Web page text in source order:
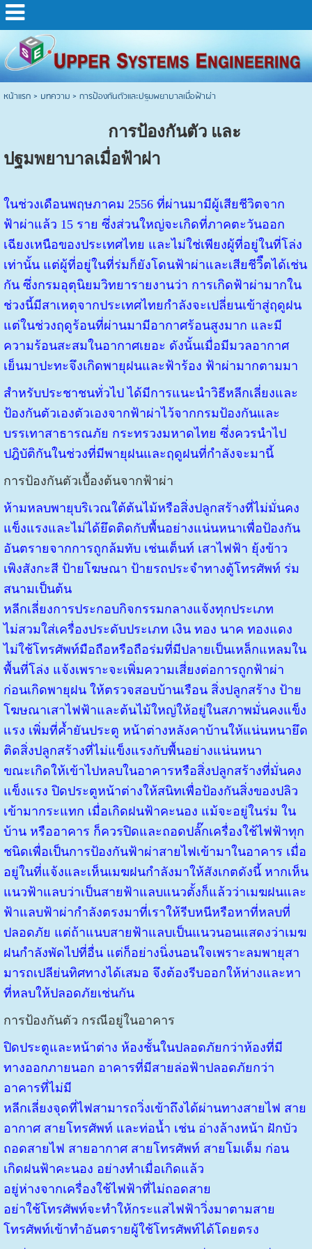
หน้าแรก> บทความ> การป้องกันตัวและปฐมพยาบาลเมื่อฟ้าผ่า
การป้องกันตัว และ
ปฐมพยาบาลเมื่อฟ้าผ่า
ในช่วงเดือนพฤษภาคม 2556 ที่ผ่านมามีผู้เสียชีวิตจาก
ฟ้าผ่าแล้ว 15 ราย ซึ่งส่วนใหญ่จะเกิดที่ภาคตะวันออก
เฉียงเหนือของประเทศไทย และไม่ใช่เพียงผู้ที่อยู่ในที่โล่ง
เท่านั้น แต่ผู้ที่อยู่ในที่ร่มก็ยังโดนฟ้าผ่าและเสียชีวิืตได้เช่น
กัน ซึ่งกรมอุตุนิยมวิทยารายงานว่า การเกิดฟ้าผ่ามากใน
ช่วงนี้มีสาเหตุจากประเทศไทยกำลังจะเปลี่ยนเข้าสู่ฤดูฝน
แต่ในช่วงฤดูร้อนที่ผ่านมามีอากาศร้อนสูงมาก และมี
ความร้อนสะสมในอากาศเยอะ ดังนั้นเมื่อมีมวลอากาศ
เย็นมาปะทะจึงเกิดพายุฝนและฟ้าร้อง ฟ้าผ่ามากตามมา
สำหรับประชาชนทั่วไป ได้มีการแนะนำวิธีหลีกเลี่ยงและ
ป้องกันตัวเองตัวเองจากฟ้าผ่าไว้จากกรมป้องกันและ
บรรเทาสาธารณภัย กระทรวงมหาดไทย ซึ่งควรนำไป
ปฎิบัติกันในช่วงที่มีพายุฝนและฤดูฝนที่กำลังจะมานี้
การป้องกันตัวเบื้องต้นจากฟ้าผ่า
ห้ามหลบพายุบริเวณใต้ต้นไม้หรือสิ่งปลูกสร้างที่ไม่มั่นคง
แข็งแรงและไม่ได้ยึดติดกับพื้นอย่างแน่นหนาเพื่อป้องกัน
อันตรายจากการถูกล้มทับ เช่นเต็นท์ เสาไฟฟ้า ยุ้งข้าว
เพิงสังกะสี ป้ายโฆษณา ป้ายรถประจำทางตู้โทรศัพท์ ร่ม
สนามเป็นต้น
หลีกเลี่ยงการประกอบกิจกรรมกลางแจ้งทุกประเภท
ไม่สวมใส่เครื่องประดับประเภท เงิน ทอง นาค ทองแดง
ไม่ใช้โทรศัพท์มือถือหรือถือร่มที่มีปลายเป็นเหล็กแหลมใน
พื้นที่โล่ง แจ้งเพราะจะเพิ่มความเสี่ยงต่อการถูกฟ้าผ่า
ก่อนเกิดพายุฝน ให้ตรวจสอบบ้านเรือน สิ่งปลูกสร้าง ป้าย
โฆษณาเสาไฟฟ้าและต้นไม้ใหญ่ให้อยู่ในสภาพมั่นคงแข็ง
แรง เพิ่มที่ค้ำยันประตู หน้าต่างหลังคาบ้านให้แน่นหนายึด
ติดสิ่งปลูกสร้างที่ไม่แข็งแรงกับพื้นอย่างแน่นหนา
ขณะเกิดให้เข้าไปหลบในอาคารหรือสิ่งปลูกสร้างที่มั่นคง
แข็งแรง ปิดประตูหน้าต่างให้สนิทเพื่อป้องกันสิ่งของปลิว
เข้ามากระแทก เมื่อเกิดฝนฟ้าคะนอง แม้จะอยู่ในร่ม ใน
บ้าน หรืออาคาร ก็ควรปิดและถอดปลั๊กเครื่องใช้ไฟฟ้าทุก
ชนิดเพื่อเป็นการป้องกันฟ้าผ่าสายไฟเข้ามาในอาคาร เมื่อ
อยู่ในที่แจ้งและเห็นเมฆฝนกำลังมาให้สังเกตดังนี้ หากเห็น
แนวฟ้าแลบว่าเป็นสายฟ้าแลบแนวตั้งก็แล้วว่าเมฆฝนและ
ฟ้าแลบฟ้าผ่ากำลังตรงมาที่เราให้รีบหนีหรือหาที่หลบที่
ปลอดภัย แต่ถ้าแนบสายฟ้าแลบเป็นแนวนอนแสดงว่าเมฆ
ฝนกำลังพัดไปที่อื่น แต่ก็อย่างนิ่งนอนใจเพราะลมพายุสา
มารถเปลีย่นทิศทางได้เสมอ จึงต้องรีบออกให้ห่างและหา
ที่หลบให้ปลอดภัยเช่นกัน
การป้องกันตัว กรณีอยู่ในอาคาร
ปิดประตูและหน้าต่าง ห้องชั้นในปลอดภัยกว่าห้องที่มี
ทางออกภายนอก อาคารที่มีสายล่อฟ้าปลอดภัยกว่า
อาคารที่ไม่มี
หลีกเลี่ยงจุดที่ไฟสามารถวิ่งเข้าถึงได้ผ่านทางสายไฟ สาย
อากาศ สายโทรศัพท์ และท่อน้ำ เช่น อ่างล้างหน้า ฝักบัว
ถอดสายไฟ สายอากาศ สายโทรศัพท์ สายโมเด็ม ก่อน
เกิดฝนฟ้าคะนอง อย่างทำเมื่อเกิดแล้ว
อยู่ห่างจากเครื่องใช้ไฟฟ้าที่ไม่ถอดสาย
อย่าใช้โทรศัพท์จะทำให้กระแสไฟฟ้าวิ่งมาตามสาย
โทรศัพท์เข้าทำอันตรายผู้ใช้โทรศัพท์ได้โดยตรง